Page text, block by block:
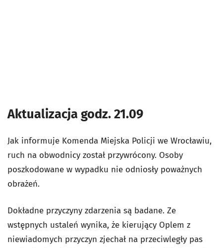
Aktualizacja godz. 21.09
Jak informuje Komenda Miejska Policji we Wrocławiu,
ruch na obwodnicy został przywrócony. Osoby
poszkodowane w wypadku nie odniosły poważnych
obrażeń.
Dokładne przyczyny zdarzenia są badane. Ze
wstępnych ustaleń wynika, że kierujący Oplem z
niewiadomych przyczyn zjechał na przeciwległy pas